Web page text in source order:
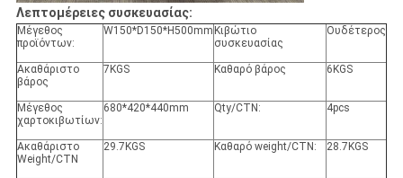
Λεπτομέρειες συσκευασίας:
Μέγεθος
προϊόντων:
W150*D150*H500mm Κιβώτιο
συσκευασίας
Ουδέτερος
Ακαθάριστο
βάρος
7KGS Καθαρό βάρος 6KGS
Μέγεθος
χαρτοκιβωτίων:
680*420*440mm Qty/CTN: 4pcs
Ακαθάριστο
Weight/CTN
29.7KGS Καθαρό weight/CTN: 28.7KGS